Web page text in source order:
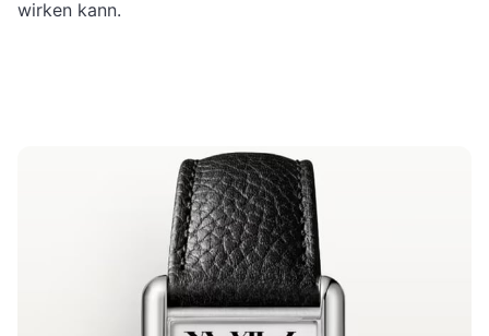
wirken kann.